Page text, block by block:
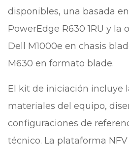
disponibles, una basada
PowerEdge R630 1RU y la
Dell M1000e en chasis
M630 en formato blade.
El kit de iniciación incluye
materiales del equipo,
configuraciones de
técnico. La plataforma